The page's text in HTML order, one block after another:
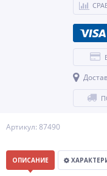
Артикул: 87490
ОПИСАНИЕ